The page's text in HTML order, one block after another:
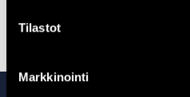
Tilastot
Markkinointi